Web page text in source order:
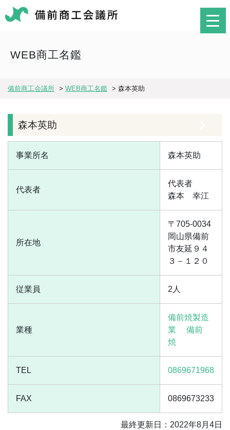
WEB商工名鑑
備前商工会議所 > WEB商工名鑑 > 森本英助
森本英助
事業所名 森本英助
代表者
代表者
森本 幸江
所在地
〒705-0034
岡山県備前
市友延９４
３－１２０
従業員 2人
業種
備前焼製造
業
備前
焼
TEL 0869671968
FAX 0869673233
最終更新日：2022年8月4日